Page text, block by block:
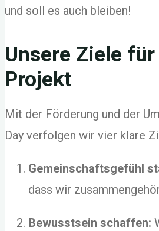
und soll es auch bleiben!
Unsere Ziele
Projekt
Mit der Förderung und der
Day verfolgen wir vier klare
Gemeinschaftsgefühl
dass wir
Bewusstsein schaffen: